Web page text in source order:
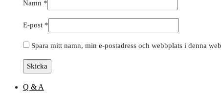
Namn *
E-post *
Spara mitt namn, min e-postadress och webbplats i denna
Q & A